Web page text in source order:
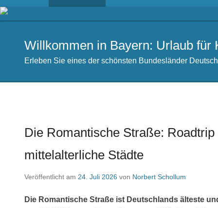
Willkommen in Bayern: Urlaub für
Erleben Sie eines der schönsten Bundesländer
Die Romantische Straße:
mittelalterliche Städte
Veröffentlicht am 24. Juli 2026 von Norbert Schollum
Die Romantische Straße ist Deutschlands älteste